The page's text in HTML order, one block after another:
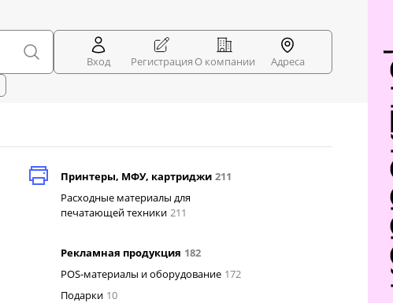
Вход Регистрация О компании
Адреса
Принтеры, МФУ, картриджи 211
Расходные материалы для
печатающей техники 211
Рекламная продукция 182
POS-материалы и оборудование 172
Подарки 10